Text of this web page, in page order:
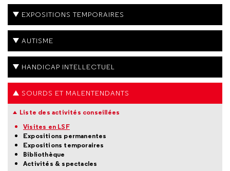
EXPOSITIONS TEMPORAIRES
AUTISME
HANDICAP INTELLECTUEL
SOURDS ET MALENTENDANTS
Liste des activités conseillées
Visites en LSF
Expositions permanentes
Expositions temporaires
Bibliothèque
Activités & spectacles